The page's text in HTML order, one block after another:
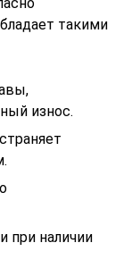
такими
износ.
при наличии